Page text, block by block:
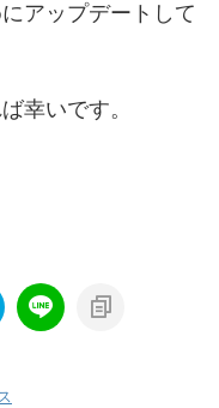
アップデートして
幸いです。